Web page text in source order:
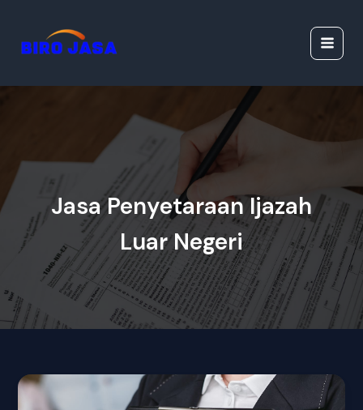
konten
Jasa Penyetaraan Ijazah
Luar Negeri
Jasa
Penyetaraan